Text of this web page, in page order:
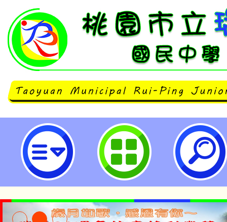
大溪自造教育及科技中心114年三
園市立瑞坪國民中學